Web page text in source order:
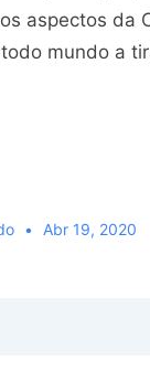
aspectos da
mundo a
Abr 19, 2020